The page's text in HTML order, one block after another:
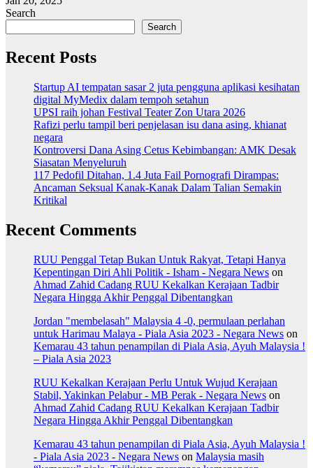
Search
Search
Recent Posts
Startup AI tempatan sasar 2 juta pengguna aplikasi kesihatan
digital MyMedix dalam tempoh setahun
UPSI raih johan Festival Teater Zon Utara 2026
Rafizi perlu tampil beri penjelasan isu dana asing, khianat
negara
Kontroversi Dana Asing Cetus Kebimbangan: AMK Desak
Siasatan Menyeluruh
117 Pedofil Ditahan, 1.4 Juta Fail Pornografi Dirampas:
Ancaman Seksual Kanak-Kanak Dalam Talian Semakin
Kritikal
Recent Comments
RUU Penggal Tetap Bukan Untuk Rakyat, Tetapi Hanya
Kepentingan Diri Ahli Politik - Isham - Negara News on
Ahmad Zahid Cadang RUU Kekalkan Kerajaan Tadbir
Negara Hingga Akhir Penggal Dibentangkan
Jordan "membelasah" Malaysia 4 -0, permulaan perlahan
untuk Harimau Malaya - Piala Asia 2023 - Negara News on
Kemarau 43 tahun penampilan di Piala Asia, Ayuh Malaysia !
– Piala Asia 2023
RUU Kekalkan Kerajaan Perlu Untuk Wujud Kerajaan
Stabil, Yakinkan Pelabur - MB Perak - Negara News on
Ahmad Zahid Cadang RUU Kekalkan Kerajaan Tadbir
Negara Hingga Akhir Penggal Dibentangkan
Kemarau 43 tahun penampilan di Piala Asia, Ayuh Malaysia !
- Piala Asia 2023 - Negara News on Malaysia masih